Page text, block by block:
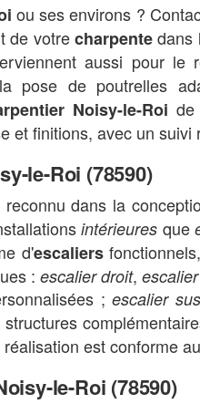
ou ses environs ?
de votrecharpentedans
aussi pour le
pose de poutrelles
Noisy-le-Roi
et finitions, avec un suivi
le-Roi (78590)
dans la
intérieures que
d'escaliers
:escalier droit,
;escalier
est conforme
le-Roi (78590)